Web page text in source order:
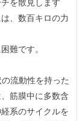
を散見します
、数百キロの力
難です。
流動性を持った
筋膜中に多数含
系のサイクルを